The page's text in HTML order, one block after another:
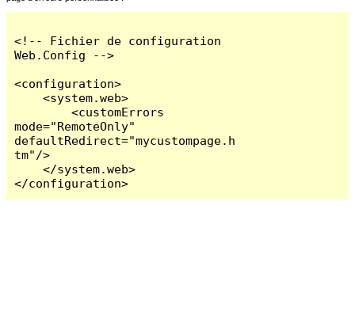
<!-- Fichier de configuration
Web.Config -->
<configuration>
    <system.web>
        <customErrors
mode="RemoteOnly"
defaultRedirect="mycustompage.h
tm"/>
    </system.web>
</configuration>